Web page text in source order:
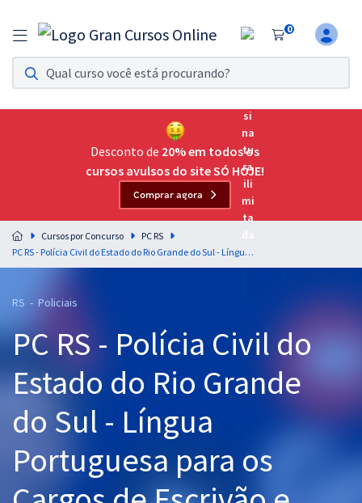
0
Assinatura Ilimitada 11
Acesso a todos os cursos. Teste grátis por 7 dias!
Assinatura OAB Até Passar
Acesso ilimitado a toda preparação para o Exame da
Residências Multiprofissionais
Preparação completa e intensiva para as principais
residências em saúde do Brasil
Cursos 20% OFF
Pós
Graduação
OAB
Desconto de 20% em todos os
cursos avulsos do site SÓ HOJE!
Comprar agora
Cursos por Concurso
PC RS
PC RS - Polícia Civil do Estado do Rio Grande do Sul - Língua Portuguesa para os Cargos de Escrivão e Inspetor de Polícia - Professores: Elias Santana e Márcio Wesley
RS - Policiais
PC RS - Polícia Civil do
Estado do Rio Grande
do Sul - Língua
Portuguesa para os